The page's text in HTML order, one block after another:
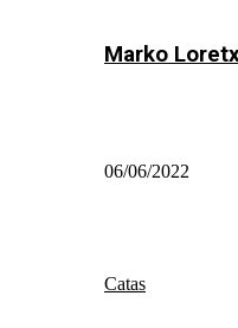
Marko
06/06/2022
Catas